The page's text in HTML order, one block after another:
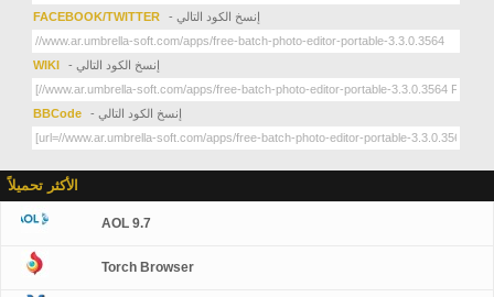
FACEBOOK/TWITTER - إنسخ الكود التالي
WIKI - إنسخ الكود التالي
BBCode - إنسخ الكود التالي
الأكثر تحميلاً
AOL 9.7
Torch Browser